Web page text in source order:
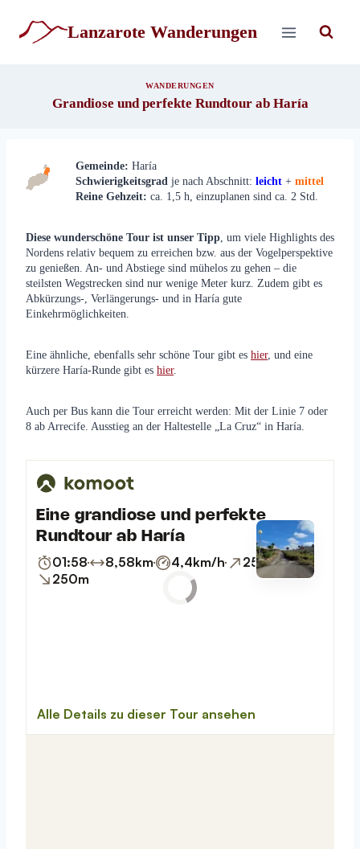
springen
Lanzarote Wanderungen
WANDERUNGEN
Grandiose und perfekte Rundtour ab Haría
Gemeinde: Haría
Schwierigkeitsgrad je nach Abschnitt: leicht + mittel
Reine Gehzeit: ca. 1,5 h, einzuplanen sind ca. 2 Std.
Diese wunderschöne Tour ist unser Tipp , um viele Highlights des
Nordens relativ bequem zu erreichen bzw. aus der Vogelperspektive
zu genießen. An- und Abstiege sind mühelos zu gehen – die
steilsten Wegstrecken sind nur wenige Meter kurz. Zudem gibt es
Abkürzungs-, Verlängerungs- und in Haría gute
Einkehrmöglichkeiten.
Eine ähnliche, ebenfalls sehr schöne Tour gibt es hier, und eine
kürzere Haría-Runde gibt es hier.
Auch per Bus kann die Tour erreicht werden: Mit der Linie 7 oder
8 ab Arrecife. Ausstieg an der Haltestelle „La Cruz“ in Haría.